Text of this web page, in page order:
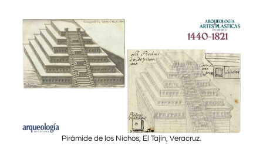
Pirámide de los Nichos, El Tajín, Veracruz.